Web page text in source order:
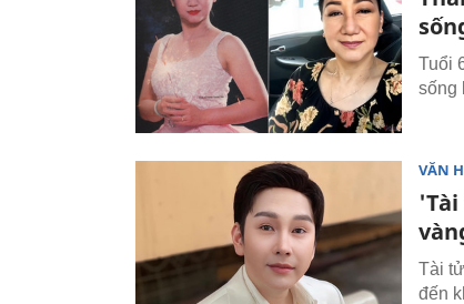
Tuổi
sống
VĂN
Tài
đến